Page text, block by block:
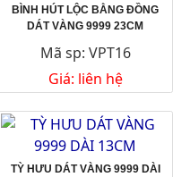
BÌNH HÚT LỘC BẰNG ĐỒNG
DÁT VÀNG 9999 23CM
Mã sp: VPT16
Giá: liên hệ
TỲ HƯU DÁT VÀNG 9999 DÀI